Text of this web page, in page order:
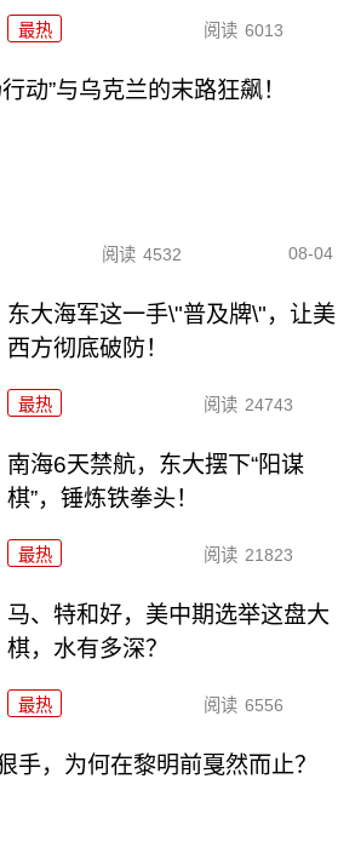
最热 阅读 6013
动”与乌克兰的末路狂飙！
阅读 4532 08-04
东大海军这一手\"普及牌\"，让美
西方彻底破防！
最热 阅读 24743
南海6天禁航，东大摆下“阳谋
棋”，锤炼铁拳头！
最热 阅读 21823
马、特和好，美中期选举这盘大
棋，水有多深？
最热 阅读 6556
手，为何在黎明前戛然而止？